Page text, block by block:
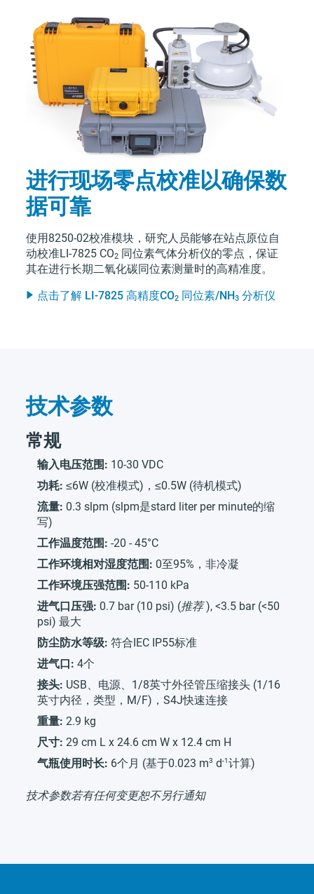
进行现场零点校准以确保数
据可靠
使用8250-02校准模块，研究人员能够在站点原位自
动校准LI-7825 CO2 同位素气体分析仪的零点，保证
其在进行长期二氧化碳同位素测量时的高精准度。
点击了解 LI-7825高精度CO2 同位素/NH3分析仪
技术参数
常规
输入电压范围: 10-30 VDC
功耗: ≤6W (校准模式)，≤0.5W (待机模式)
流量: 0.3 slpm (slpm是stard liter per minute的缩
写)
工作温度范围: -20 - 45°C
工作环境相对湿度范围: 0至95%，非冷凝
工作环境压强范围: 50-110 kPa
进气口压强: 0.7 bar (10 psi) (推荐), <3.5 bar (<50
psi) 最大
防尘防水等级: 符合IEC IP55标准
进气口: 4个
接头: USB、电源、1/8英寸外径管压缩接头 (1/16
英寸内径，类型，M/F)，S4J快速连接
重量: 2.9 kg
尺寸: 29 cm L x 24.6 cm W x 12.4 cm H
气瓶使用时长: 6个月 (基于0.023 m3 d-1计算)
技术参数若有任何变更恕不另行通知